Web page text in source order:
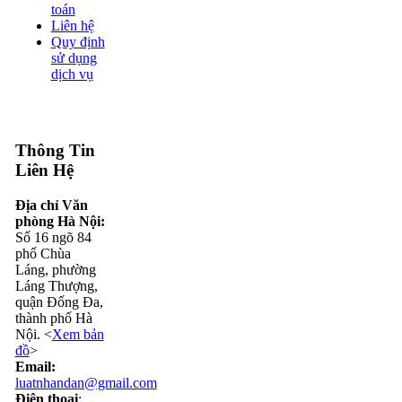
toán
Liên hệ
Quy định
sử dụng
dịch vụ
Thông Tin
Liên Hệ
Địa chỉ Văn
phòng Hà Nội:
Số 16 ngõ 84
phố Chùa
Láng, phường
Láng Thượng,
quận Đống Đa,
thành phố Hà
Nội. <Xem bản
đồ>
Email:
luatnhandan@gmail.com
Điện thoại: